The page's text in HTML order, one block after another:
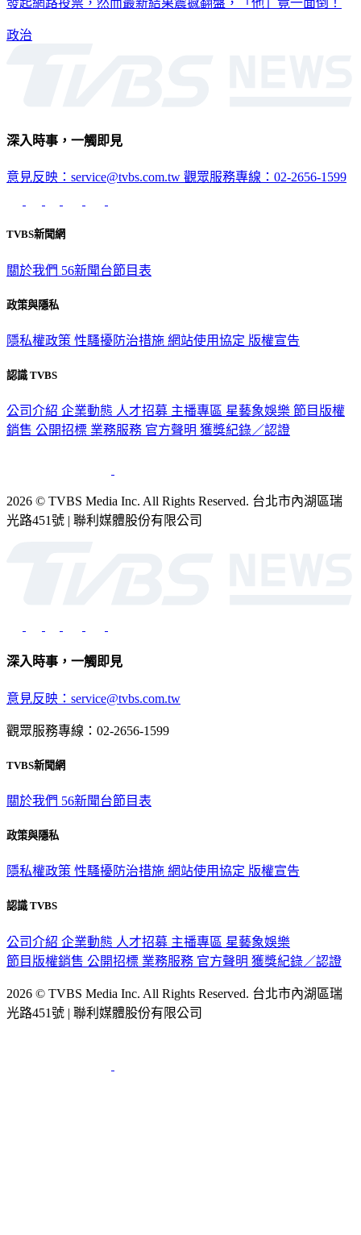
政治
深入時事，一觸即見
意見反映：service@tvbs.com.tw 觀眾服務專線：02-2656-1599
TVBS新聞網
關於我們 56新聞台節目表
政策與隱私
隱私權政策 性騷擾防治措施 網站使用協定 版權宣告
認識 TVBS
公司介紹 企業動態 人才招募 主播專區 星藝象娛樂 節目版權
銷售 公開招標 業務服務 官方聲明 獲獎紀錄／認證
2026 © TVBS Media Inc. All Rights Reserved. 台北市內湖區瑞
光路451號 | 聯利媒體股份有限公司
深入時事，一觸即見
意見反映：service@tvbs.com.tw
觀眾服務專線：02-2656-1599
TVBS新聞網
關於我們 56新聞台節目表
政策與隱私
隱私權政策 性騷擾防治措施 網站使用協定 版權宣告
認識 TVBS
公司介紹 企業動態 人才招募 主播專區 星藝象娛樂
節目版權銷售 公開招標 業務服務 官方聲明 獲獎紀錄／認證
2026 © TVBS Media Inc. All Rights Reserved. 台北市內湖區瑞
光路451號 | 聯利媒體股份有限公司